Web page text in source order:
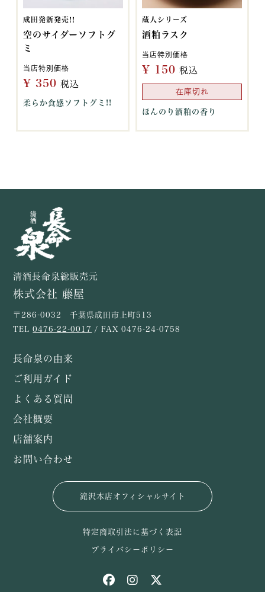
成田発新発売!!
空のサイダーソフトグ
ミ
当店特別価格
¥ 350 税込
柔らか食感ソフトグミ!!
蔵人シリーズ
酒粕ラスク
当店特別価格
¥ 150 税込
在庫切れ
ほんのり酒粕の香り
清酒長命泉総販売元
株式会社 藤屋
〒286-0032 千葉県成田市上町513
TEL0476-22-0017 / FAX 0476-24-0758
長命泉の由来
ご利用ガイド
よくある質問
会社概要
店舗案内
お問い合わせ
滝沢本店オフィシャルサイト
特定商取引法に基づく表記
プライバシーポリシー